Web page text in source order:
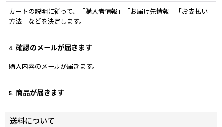
カートの説明に従って、「購入者情報」「お届け先情報」「お支払い
方法」などを決定します。
4. 確認のメールが届きます
購入内容のメールが届きます。
5. 商品が届きます
送料について